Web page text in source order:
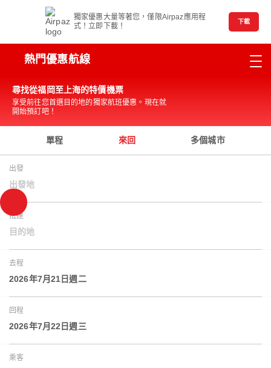
獨家優惠大量等著您，僅限Airpaz應用程
式！立即下載！
下載
熱門優惠航線
尋找從福岡至上海的特價機票
享受前往您首選目的地的獨家航班優惠。現在就
開始預訂吧！
單程 來回 多個城市
出發
出發地
抵達
目的地
去程
2026年7月21日週二
回程
2026年7月22日週三
乘客